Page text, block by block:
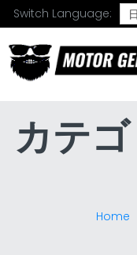
Switch Language:
カテ
Home